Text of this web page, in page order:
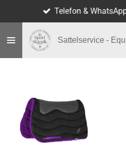
Hauptinhalt
springen
Sattelservice -
Telefon &